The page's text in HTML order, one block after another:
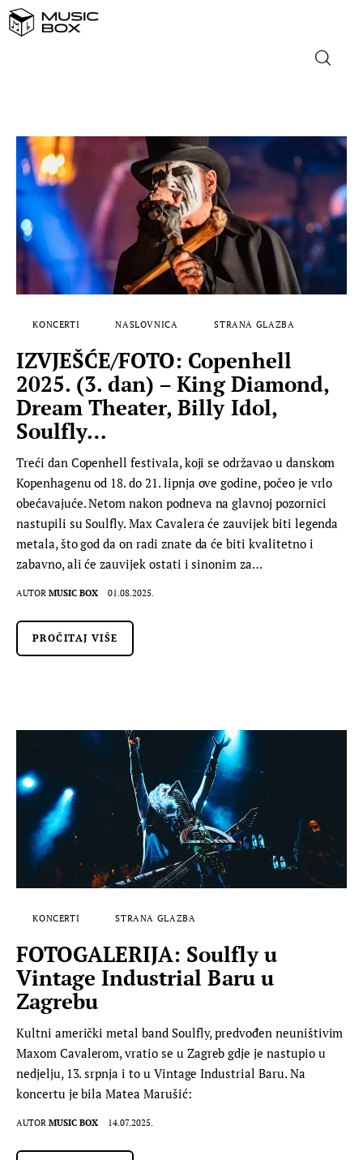
DOMAĆA GLAZBA
STRANA GLAZBA
FILM
MUSIC BOX
KONCERTI NASLOVNICA STRANA GLAZBA
IZVJEŠĆE/FOTO: Copenhell
2025. (3. dan) – King Diamond,
Dream Theater, Billy Idol,
Soulfly…
Treći dan Copenhell festivala, koji se održavao u danskom
Kopenhagenu od 18. do 21. lipnja ove godine, počeo je vrlo
obećavajuće. Netom nakon podneva na glavnoj pozornici
nastupili su Soulfly. Max Cavalera će zauvijek biti legenda
metala, što god da on radi znate da će biti kvalitetno i
zabavno, ali će zauvijek ostati i sinonim za…
AUTOR MUSIC BOX 01.08.2025.
PROČITAJ VIŠE
KONCERTI STRANA GLAZBA
FOTOGALERIJA: Soulfly u
Vintage Industrial Baru u
Zagrebu
Kultni američki metal band Soulfly, predvođen neuništivim
Maxom Cavalerom, vratio se u Zagreb gdje je nastupio u
nedjelju, 13. srpnja i to u Vintage Industrial Baru. Na
koncertu je bila Matea Marušić:
AUTOR MUSIC BOX 14.07.2025.